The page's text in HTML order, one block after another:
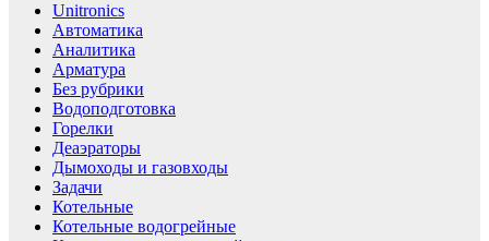
Unitronics
Автоматика
Аналитика
Арматура
Без рубрики
Водоподготовка
Горелки
Деаэраторы
Дымоходы и газовходы
Задачи
Котельные
Котельные водогрейные